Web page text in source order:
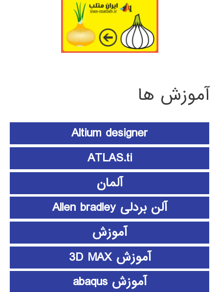
آموزش ها
Altium designer
ATLAS.ti
آلمان
آلن بردلی Allen bradley
آموزش
آموزش 3D MAX
آموزش abaqus